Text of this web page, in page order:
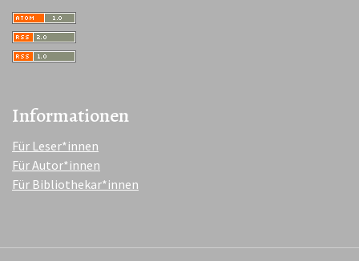
Informationen
Für Leser*innen
Für Autor*innen
Für Bibliothekar*innen